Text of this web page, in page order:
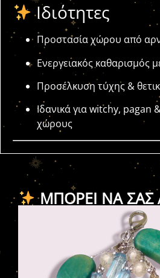
Ιδιότητες
Προστασία χώρου από
Ενεργειακός καθαρισμός
Προσέλκυση τύχης &
Ιδανικά για witchy, pagan
χώρους
ΜΠΟΡΕΊ ΝΑ ΣΑΣ